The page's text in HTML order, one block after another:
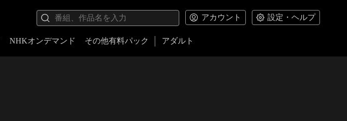
アカウント 設定・ヘルプ
NHKオンデマンド その他有料パック アダルト